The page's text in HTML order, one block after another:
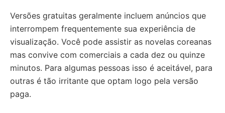
Versões gratuitas geralmente incluem anúncios que
interrompem frequentemente sua experiência de
visualização. Você pode assistir as novelas coreanas
mas convive com comerciais a cada dez ou quinze
minutos. Para algumas pessoas isso é aceitável, para
outras é tão irritante que optam logo pela versão
paga.